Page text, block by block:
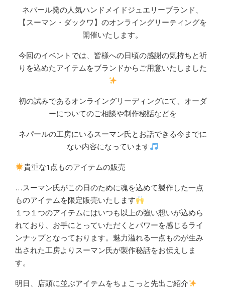
ネパール発の人気ハンドメイドジュエリーブランド、
【スーマン・ダックワ】のオンライングリーティングを
開催いたします。
今回のイベントでは、皆様への日頃の感謝の気持ちと祈
りを込めたアイテムをブランドからご用意いたしました
初の試みであるオンライングリーディングにて、 オーダ
ーについてのご相談や制作秘話などを
ネパールの工房にいるスーマン氏とお話できる今までに
ない内容になっています
貴重な1点ものアイテムの販売
…スーマン氏がこの日のために魂を込めて製作した一点
ものアイテムを限定販売いたします
１つ１つのアイテムにはいつも以上の強い想いが込めら
れており、お手にとっていただくとパワーを感じるライ
ンナップとなっております。魅力溢れる一点ものが生み
出された工房よりスーマン氏が製作秘話をお伝えしま
す。
明日、店頭に並ぶアイテムをちょこっと先出ご紹介